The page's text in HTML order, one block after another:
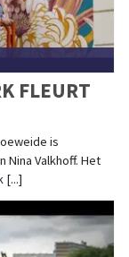
FLEURT
is
Valkhoff. Het
[...]